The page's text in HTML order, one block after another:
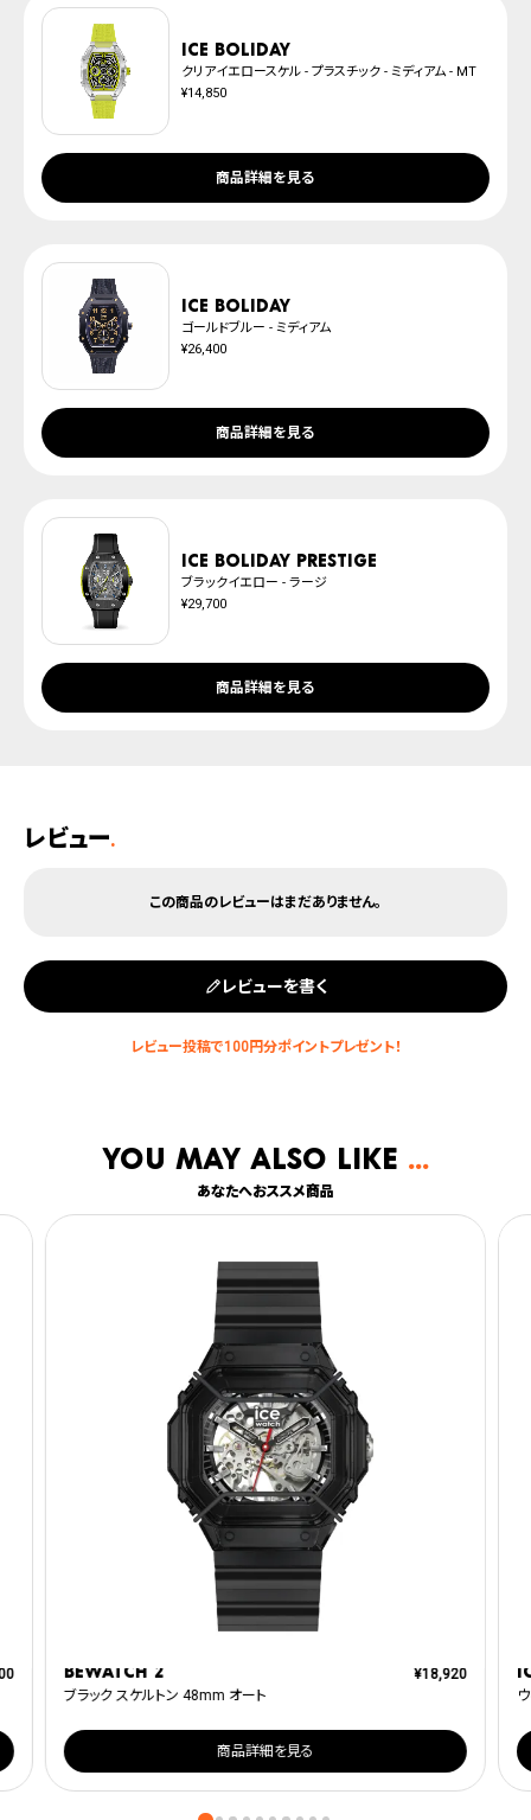
ICE boliday
クリアイエロースケル - プラスチック - ミディアム - MT
¥14,850
商品詳細を見る
ICE boliday
ゴールドブルー - ミディアム
¥26,400
商品詳細を見る
ICE boliday Prestige
ブラックイエロー - ラージ
¥29,700
商品詳細を見る
レビュー.
レビューを書く
You may also like
あなたへおススメ商品
BEWATCH 2
ブラック スケルトン 48mm オート
¥18,920
商品詳細を見る